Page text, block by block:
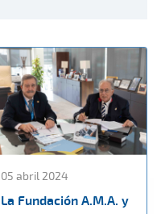
05 abril 2024
La Fundación A.M.A. y